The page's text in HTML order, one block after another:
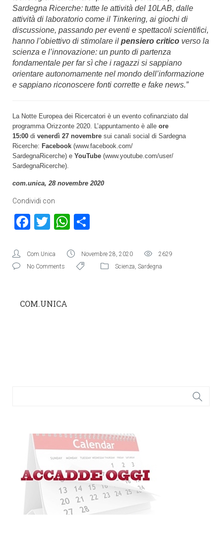
Sardegna Ricerche: tutte le attività del 10LAB, dalle
attività di laboratorio come il Tinkering, ai giochi di
discussione, passando per eventi e spettacoli scientifici,
hanno l’obiettivo di stimolare il pensiero critico verso la
scienza e l’innovazione: un punto di partenza
fondamentale per far sì che i ragazzi si sappiano
orientare autonomamente nel mondo dell’informazione
e sappiano riconoscere fonti corrette e fake news.”
La Notte Europea dei Ricercatori è un evento cofinanziato dal
programma Orizzonte 2020. L’appuntamento è alle ore
15:00 di venerdì 27 novembre sui canali social di Sardegna
Ricerche: Facebook (www.facebook.com/
SardegnaRicerche) e YouTube (www.youtube.com/user/
SardegnaRicerche).
com.unica, 28 novembre 2020
Condividi con
Facebook
TwitterWhatsApp
Com.Unica Novembre 28, 2020
2629
No Comments
Scienza, Sardegna
COM.UNICA